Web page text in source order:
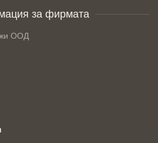
за фирмата
ООД